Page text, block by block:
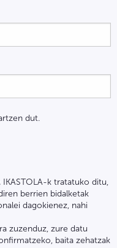
dut.
IKASTOLA-k tratatuko ditu,
berrien bidalketak
dagokienez, nahi
zuzenduz, zure datu
baita zehatzak